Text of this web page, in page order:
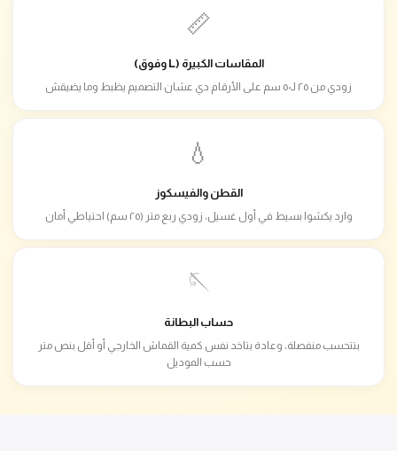
📏
المقاسات الكبيرة (L وفوق)
زودي من ٢٥ لـ٥٠ سم على الأرقام دي عشان التصميم يظبط وما يضيقش
💧
القطن والفيسكوز
وارد يكشوا بسيط في أول غسيل، زودي ربع متر (٢٥ سم) احتياطي أمان
🪡
حساب البطانة
بتتحسب منفصلة، وعادة بتاخد نفس كمية القماش الخارجي أو أقل بنص متر
حسب الموديل